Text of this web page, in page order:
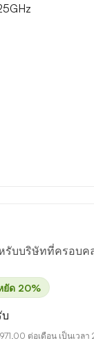
รับบริษัทที่ครอบค
ยัด 20%
ต่อเดือน เป็นเวลา